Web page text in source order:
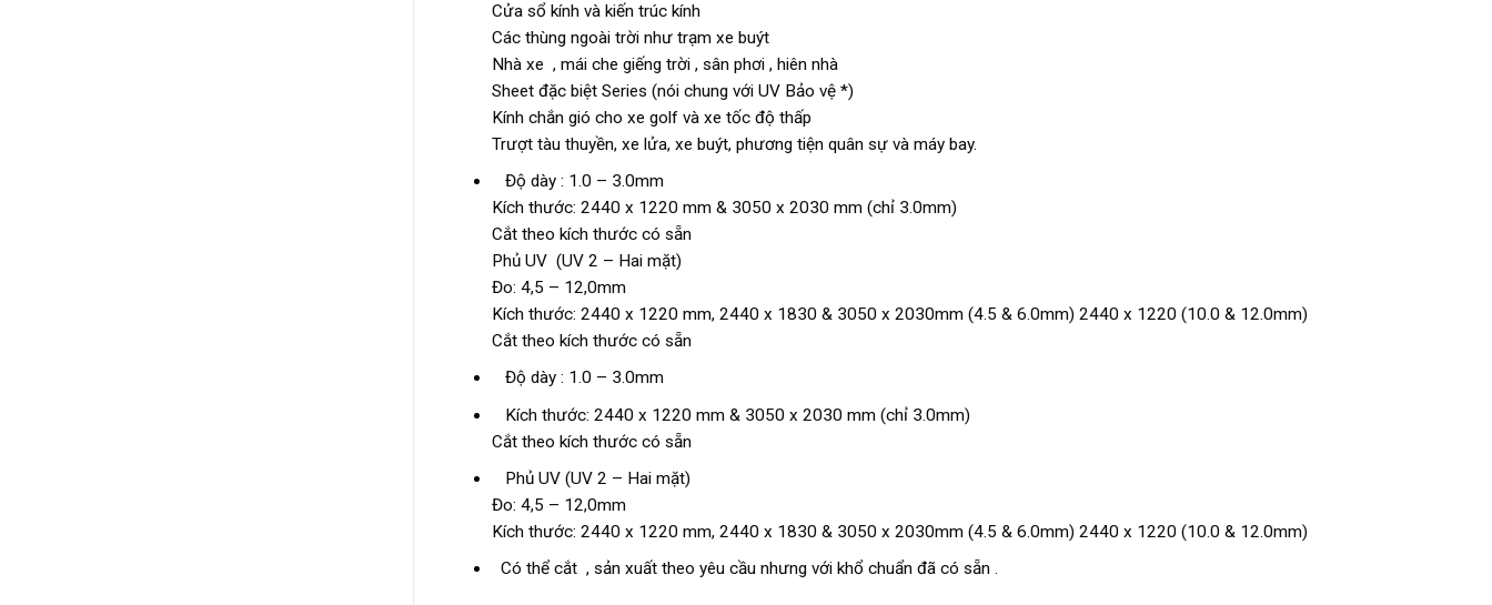
Cửa sổ kính và kiến ​​trúc kính
Các thùng ngoài trời như trạm xe buýt
Nhà xe , mái che giếng trời , sân phơi , hiên nhà
Sheet đặc biệt Series (nói chung với UV Bảo vệ *)
Kính chắn gió cho xe golf và xe tốc độ thấp
Trượt tàu thuyền, xe lửa, xe buýt, phương tiện quân sự và máy bay.
Độ dày : 1.0 – 3.0mm
Kích thước: 2440 x 1220 mm & 3050 x 2030 mm (chỉ 3.0mm)
Cắt theo kích thước có sẵn
Phủ UV (UV 2 – Hai mặt)
Đo: 4,5 – 12,0mm
Kích thước: 2440 x 1220 mm, 2440 x 1830 & 3050 x 2030mm (4.5 & 6.0mm) 2440 x 1220 (10.0 & 12.0mm)
Cắt theo kích thước có sẵn
Độ dày : 1.0 – 3.0mm
Kích thước: 2440 x 1220 mm & 3050 x 2030 mm (chỉ 3.0mm)
Cắt theo kích thước có sẵn
Phủ UV (UV 2 – Hai mặt)
Đo: 4,5 – 12,0mm
Kích thước: 2440 x 1220 mm, 2440 x 1830 & 3050 x 2030mm (4.5 & 6.0mm) 2440 x 1220 (10.0 & 12.0mm)
Có thể cắt , sản xuất theo yêu cầu nhưng với khổ chuẩn đã có sẵn .